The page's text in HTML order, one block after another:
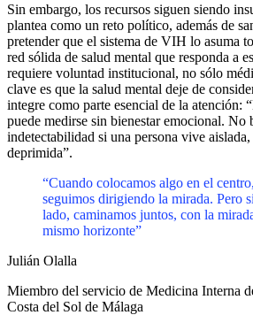
Sin embargo, los recursos siguen siendo
plantea como un reto político, además de
pretender que el sistema de VIH lo asuma
red sólida de salud mental que responda a
requiere voluntad institucional, no sólo
clave es que la salud mental deje de
integre como parte esencial de la atención:
puede medirse sin bienestar emocional. No
indetectabilidad si una persona vive
deprimida”.
“Cuando colocamos algo en el
seguimos dirigiendo la mirada. Pero
lado, caminamos juntos, con la
mismo horizonte”
Julián Olalla
Miembro del servicio de Medicina Interna
Costa del Sol de Málaga